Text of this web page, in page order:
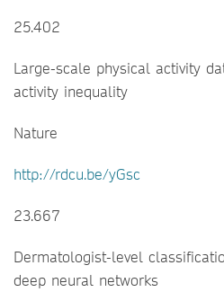
25.402
Large-scale physical activity
activity inequality
Nature
http://rdcu.be/yGsc
23.667
Dermatologist-level
deep neural networks